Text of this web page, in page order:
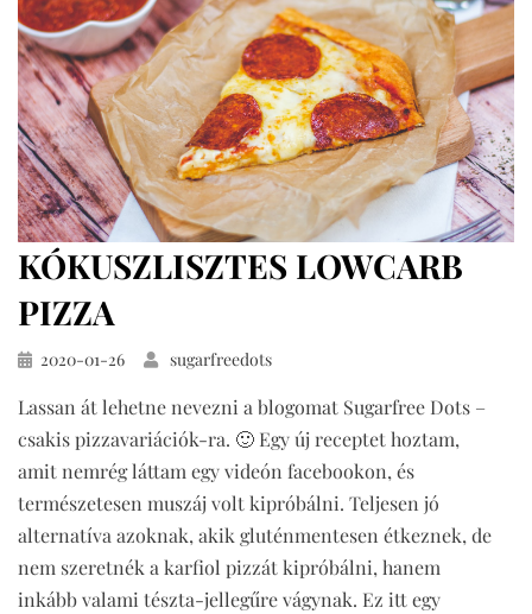
KÓKUSZLISZTES LOWCARB
PIZZA
Közzétéve
2020-01-26 sugarfreedots
Lassan át lehetne nevezni a blogomat Sugarfree Dots –
csakis pizzavariációk-ra. 🙂 Egy új receptet hoztam,
amit nemrég láttam egy videón facebookon, és
természetesen muszáj volt kipróbálni. Teljesen jó
alternatíva azoknak, akik gluténmentesen étkeznek, de
nem szeretnék a karfiol pizzát kipróbálni, hanem
inkább valami tészta-jellegűre vágynak. Ez itt egy